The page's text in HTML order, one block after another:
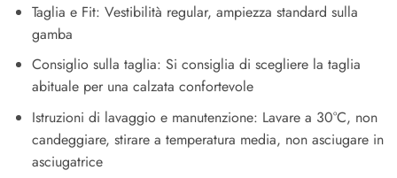
Taglia e Fit: Vestibilità regular, ampiezza standard sulla
gamba
Consiglio sulla taglia: Si consiglia di scegliere la taglia
abituale per una calzata confortevole
Istruzioni di lavaggio e manutenzione: Lavare a 30°C, non
candeggiare, stirare a temperatura media, non asciugare in
asciugatrice